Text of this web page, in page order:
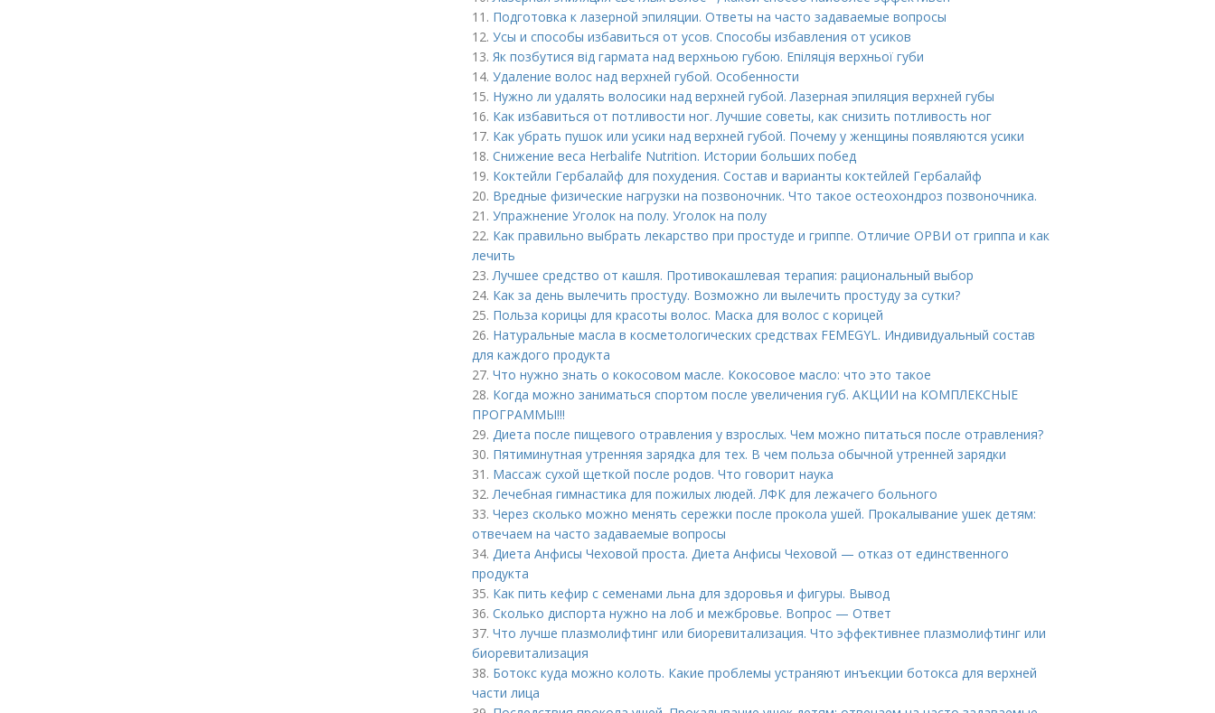
11. Подготовка к лазерной эпиляции. Ответы на часто задаваемые вопросы
12. Усы и способы избавиться от усов. Способы избавления от усиков
13. Як позбутися від гармата над верхньою губою. Епіляція верхньої губи
14. Удаление волос над верхней губой. Особенности
15. Нужно ли удалять волосики над верхней губой. Лазерная эпиляция верхней губы
16. Как избавиться от потливости ног. Лучшие советы, как снизить потливость ног
17. Как убрать пушок или усики над верхней губой. Почему у женщины появляются усики
18. Снижение веса Herbalife Nutrition. Истории больших побед
19. Коктейли Гербалайф для похудения. Состав и варианты коктейлей Гербалайф
20. Вредные физические нагрузки на позвоночник. Что такое остеохондроз позвоночника.
21. Упражнение Уголок на полу. Уголок на полу
22. Как правильно выбрать лекарство при простуде и гриппе. Отличие ОРВИ от гриппа и как
лечить
23.Лучшее средство от кашля. Противокашлевая терапия: рациональный выбор
24. Как за день вылечить простуду. Возможно ли вылечить простуду за сутки?
25. Польза корицы для красоты волос. Маска для волос с корицей
26. Натуральные масла в косметологических средствах FEMEGYL. Индивидуальный состав
для каждого продукта
27. Что нужно знать о кокосовом масле. Кокосовое масло: что это такое
28. Когда можно заниматься спортом после увеличения губ. АКЦИИ на КОМПЛЕКСНЫЕ
ПРОГРАММЫ!!!
29. Диета после пищевого отравления у взрослых. Чем можно питаться после отравления?
30. Пятиминутная утренняя зарядка для тех. В чем польза обычной утренней зарядки
31. Массаж сухой щеткой после родов. Что говорит наука
32.Лечебная гимнастика для пожилых людей. ЛФК для лежачего больного
33. Через сколько можно менять сережки после прокола ушей. Прокалывание ушек детям:
отвечаем на часто задаваемые вопросы
34. Диета Анфисы Чеховой проста. Диета Анфисы Чеховой — отказ от единственного
продукта
35. Как пить кефир с семенами льна для здоровья и фигуры. Вывод
36. Сколько диспорта нужно на лоб и межбровье. Вопрос — Ответ
37. Что лучше плазмолифтинг или биоревитализация. Что эффективнее плазмолифтинг или
биоревитализация
38. Ботокс куда можно колоть. Какие проблемы устраняют инъекции ботокса для верхней
части лица